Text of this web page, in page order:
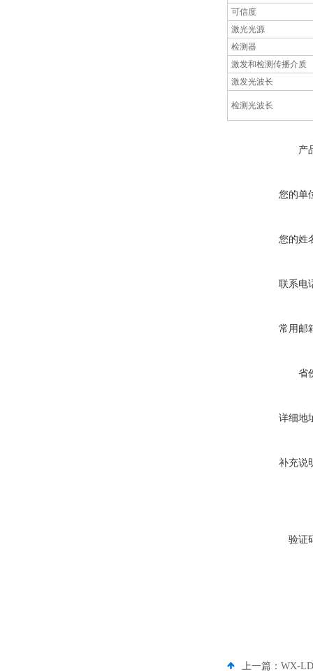
可信度
激光光源
检测器
激发和检测传播介质
激发光波长
检测光波长
产
您的单
您的姓
联系电
常用邮
省
详细地
补充说
验证
上一篇： WX-